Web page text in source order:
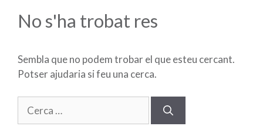
No s'ha trobat res
Sembla que no podem trobar el que esteu cercant.
Potser ajudaria si feu una cerca.